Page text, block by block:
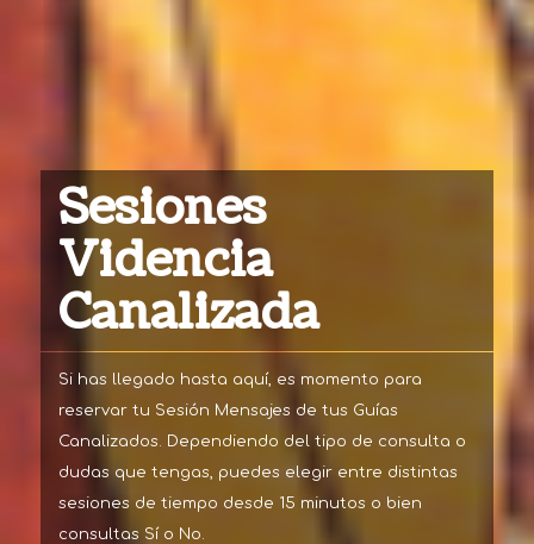
Sesiones
Videncia
Canalizada
Si has llegado hasta aquí, es momento para
reservar tu Sesión Mensajes de tus Guías
Canalizados. Dependiendo del tipo de consulta o
dudas que tengas, puedes elegir entre distintas
sesiones de tiempo desde 15 minutos o bien
consultas Sí o No.